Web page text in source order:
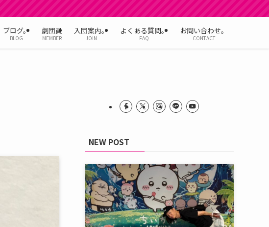
ブログ。
BLOG
劇団員
MEMBER
入団案内。
JOIN
よくある質問。
FAQ
お問い合わせ。
CONTACT
NEW POST